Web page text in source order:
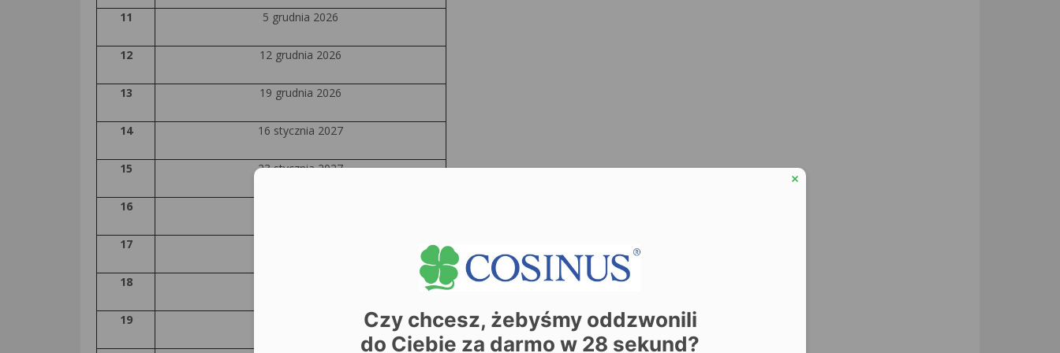
11 5 grudnia 2026
12 12 grudnia 2026
13 19 grudnia 2026
14 16 stycznia 2027
15 23 stycznia 2027
16
17
18
19
Czy chcesz, żebyśmy oddzwonili
do Ciebie za darmo w 28 sekund?